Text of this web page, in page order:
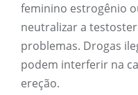
feminino estrogênio
neutralizar a
problemas. Drogas
podem interferir na
ereção.